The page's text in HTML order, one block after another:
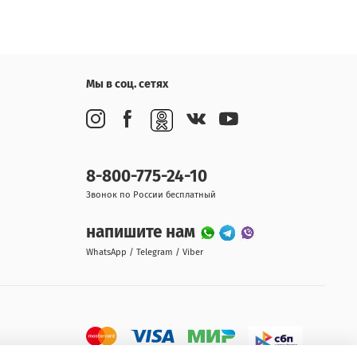
Мы в соц. сетях
8-800-775-24-10
Звонок по России бесплатный
напишите нам
WhatsApp / Telegram / Viber